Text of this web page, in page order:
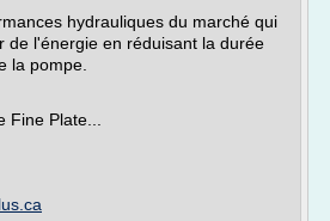
hydrauliques du marché qui
de l'énergie en réduisant la durée
la pompe.
Plate...